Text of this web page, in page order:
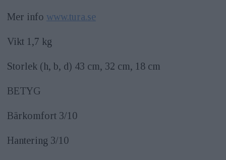
Mer info www.tura.se
Vikt 1,7 kg
Storlek (h, b, d) 43 cm, 32 cm, 18 cm
BETYG
Bärkomfort 3/10
Hantering 3/10